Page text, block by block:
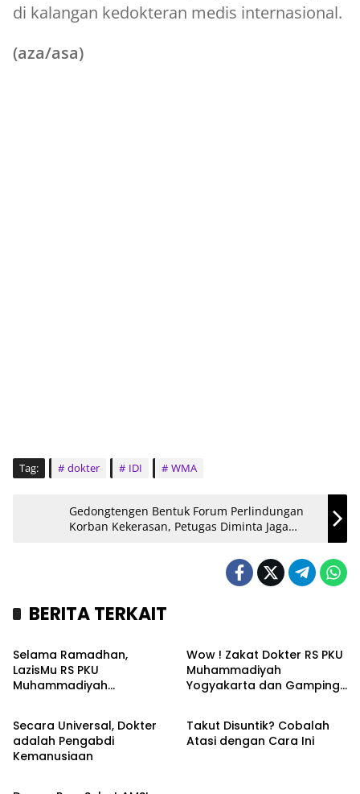
di kalangan kedokteran medis internasional.
(aza/asa)
Tag: dokter IDI WMA
Gedongtengen Bentuk Forum Perlindungan
Korban Kekerasan, Petugas Diminta Jaga
BERITA TERKAIT
Kronika
Selama Ramadhan,
LazisMu RS PKU
Muhammadiyah
Wow ! Zakat Dokter RS PKU
Muhammadiyah
Yogyakarta dan Gamping
Nasional
Secara Universal, Dokter
adalah Pengabdi
Kemanusiaan
Kesehatan
Takut Disuntik? Cobalah
Atasi dengan Cara Ini
Nasional